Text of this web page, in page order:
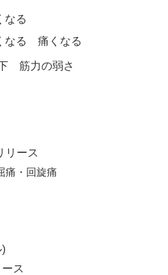
なる
なる 痛くなる
筋力の弱さ
リース
痛・回旋痛
ス